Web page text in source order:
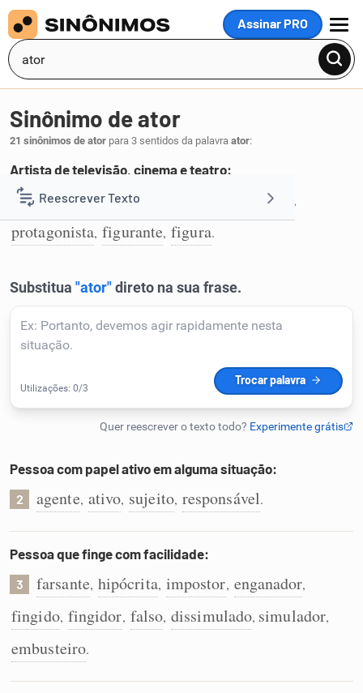
Assinar PRO
MENU
Reescrever Texto
Resumir Texto
Corrigir Texto
Detector de IA
Humanizador de IA
Cata-letras
Conexões
Caça-palavras
Dicionário
Sinônimo de ator
21 sinônimos de ator para 3 sentidos da palavra ator:
Artista de televisão, cinema e teatro:
1 artista,intérprete cômico ,
protagonista, figurante, figura.
Pessoa com papel ativo em alguma situação:
2 agente, ativo, sujeito, responsável.
Pessoa que finge com facilidade:
3 farsante, hipócrita, impostor, enganador,
fingido, fingidor, falso, dissimulado, simulador,
embusteiro.